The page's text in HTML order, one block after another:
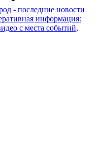
- последние новости
информация:
с места событий,